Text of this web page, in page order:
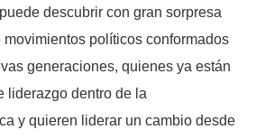
descubrir con gran sorpresa
políticos conformados
generaciones, quienes ya están
liderazgo dentro de la
y quieren liderar un cambio desde